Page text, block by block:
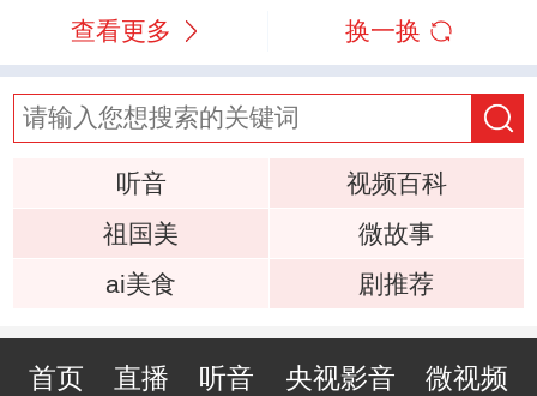
查看更多 换一换
听音
视频百科
祖国美
微故事
ai美食
剧推荐
首页 直播 听音 央视影音 微视频